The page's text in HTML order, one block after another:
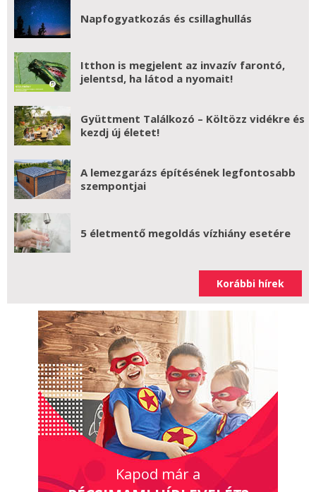
Napfogyatkozás és csillaghullás
Itthon is megjelent az invazív farontó,
jelentsd, ha látod a nyomait!
Gyüttment Találkozó – Költözz vidékre és
kezdj új életet!
A lemezgarázs építésének legfontosabb
szempontjai
5 életmentő megoldás vízhiány esetére
Korábbi hírek
Kapod már a